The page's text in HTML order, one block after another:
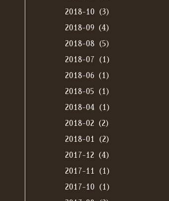
2018-10（3）
2018-09（4）
2018-08（5）
2018-07（1）
2018-06（1）
2018-05（1）
2018-04（1）
2018-02（2）
2018-01（2）
2017-12（4）
2017-11（1）
2017-10（1）